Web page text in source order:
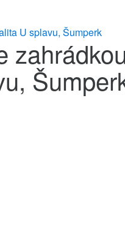
U splavu, Šumperk